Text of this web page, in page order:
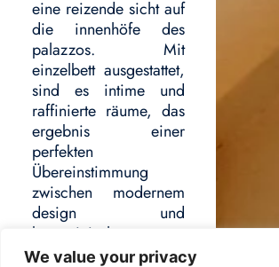
We value your privacy
eine reizende sicht auf
die innenhöfe des
palazzos. Mit
einzelbett ausgestattet,
sind es intime und
raffinierte räume, das
ergebnis einer
perfekten
Übereinstimmung
zwischen modernem
design und
byzantinischem
geschmack.